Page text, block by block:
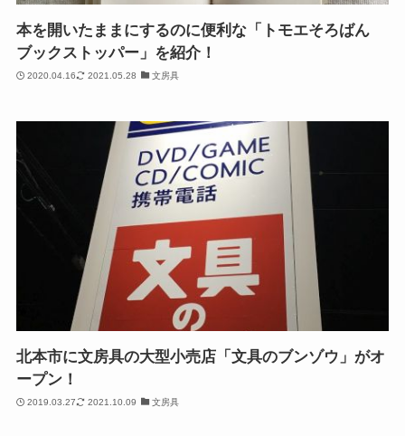
本を開いたままにするのに便利な「トモエそろばん
ブックストッパー」を紹介！
2020.04.16 2021.05.28 文房具
北本市に文房具の大型小売店「文具のブンゾウ」がオ
ープン！
2019.03.27 2021.10.09 文房具